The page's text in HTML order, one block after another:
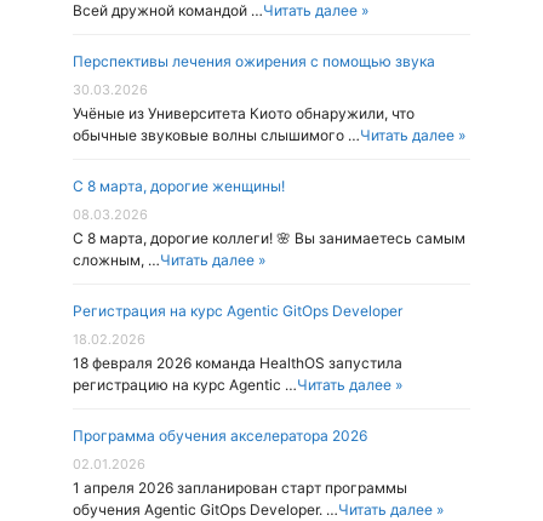
Всей дружной командой …Читать далее »
Перспективы лечения ожирения с помощью звука
30.03.2026
Учёные из Университета Киото обнаружили, что
обычные звуковые волны слышимого …Читать далее »
С 8 марта, дорогие женщины!
08.03.2026
С 8 марта, дорогие коллеги! 🌸 Вы занимаетесь самым
сложным, …Читать далее »
Регистрация на курс Agentic GitOps Developer
18.02.2026
18 февраля 2026 команда HealthOS запустила
регистрацию на курс Agentic …Читать далее »
Программа обучения акселератора 2026
02.01.2026
1 апреля 2026 запланирован старт программы
обучения Agentic GitOps Developer. …Читать далее »